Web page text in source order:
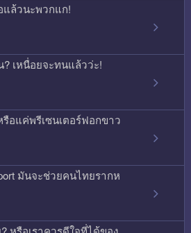
แล้วนะพวกแก!
เหนื่อยจะทนแล้วว่ะ!
อแค่พรีเซนเตอร์ฟอกขาว
มันจะช่วยคนไทยรากห